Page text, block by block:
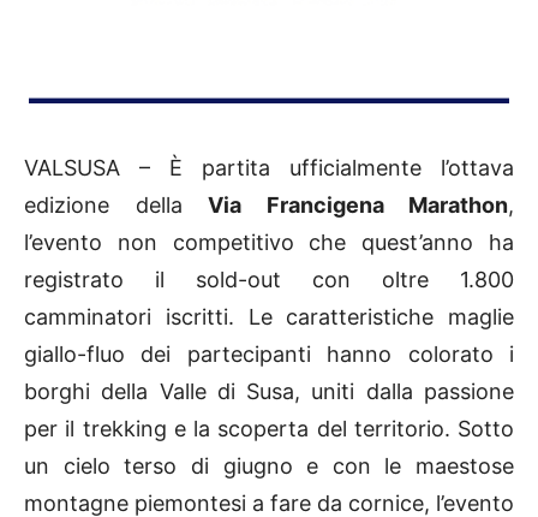
VALSUSA – È partita ufficialmente l’ottava
edizione della Via Francigena Marathon,
l’evento non competitivo che quest’anno ha
registrato il sold-out con oltre 1.800
camminatori iscritti. Le caratteristiche maglie
giallo-fluo dei partecipanti hanno colorato i
borghi della Valle di Susa, uniti dalla passione
per il trekking e la scoperta del territorio. Sotto
un cielo terso di giugno e con le maestose
montagne piemontesi a fare da cornice, l’evento